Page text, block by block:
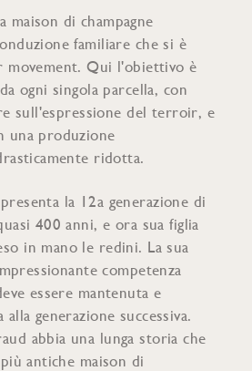
maison di champagne
familiare che si è
movement. Qui l'obiettivo è
ogni singola parcella, con
sull'espressione del terroir, e
una produzione
ridotta.
la 12a generazione di
400 anni, e ora sua figlia
in mano le redini. La sua
competenza
essere mantenuta e
generazione successiva.
abbia una lunga storia che
antiche maison di